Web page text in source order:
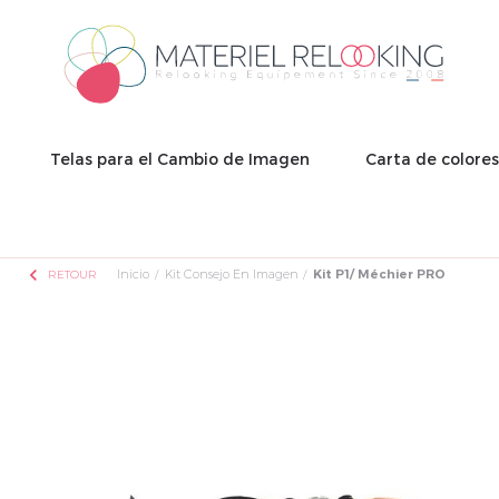
Telas para el Cambio de Imagen Carta de
chevron_left RETOUR Inicio Kit Consejo En Imagen Kit P1/ Méchier PRO